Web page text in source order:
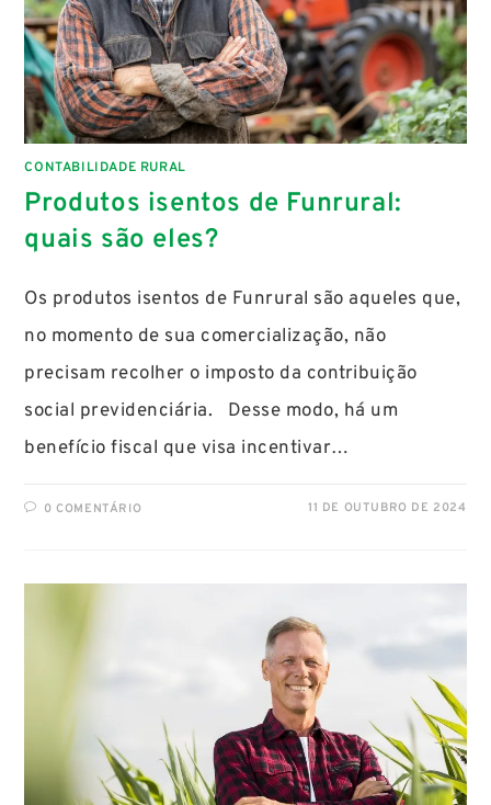
CONTABILIDADE RURAL
Produtos isentos de Funrural:
quais são eles?
Os produtos isentos de Funrural são aqueles que,
no momento de sua comercialização, não
precisam recolher o imposto da contribuição
social previdenciária. Desse modo, há um
benefício fiscal que visa incentivar…
0 COMENTÁRIO 11 DE OUTUBRO DE 2024